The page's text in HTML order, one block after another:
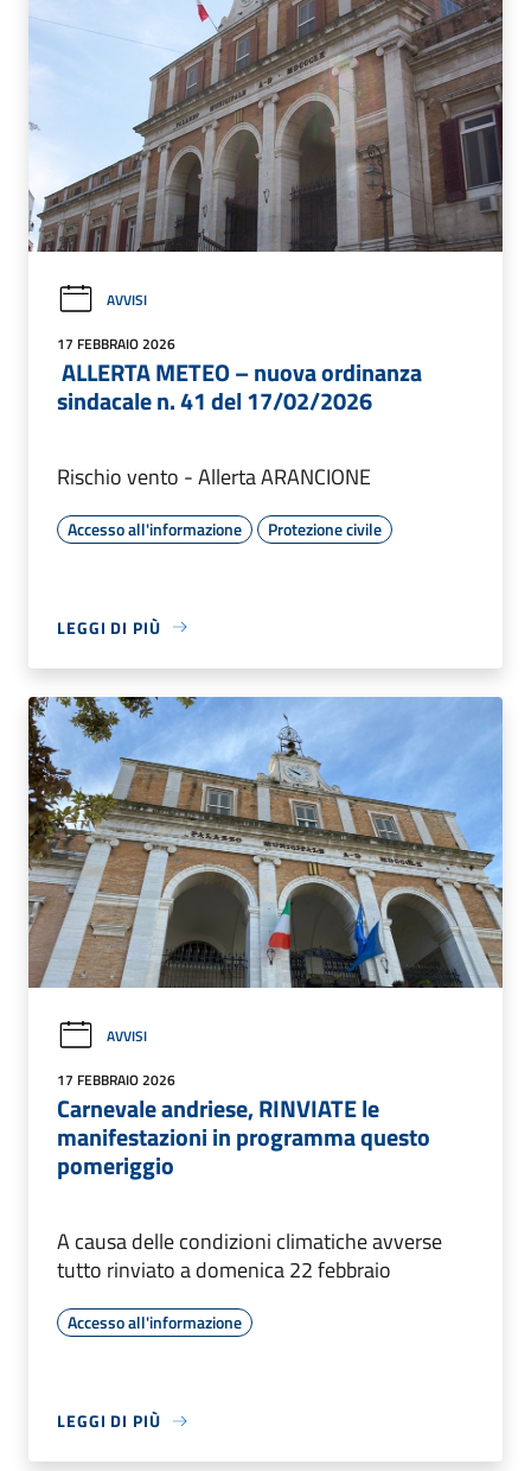
AVVISI
17 FEBBRAIO 2026
ALLERTA METEO – nuova ordinanza
sindacale n. 41 del 17/02/2026
Rischio vento - Allerta ARANCIONE
Accesso all'informazione Protezione civile
LEGGI DI PIÙ
AVVISI
17 FEBBRAIO 2026
Carnevale andriese, RINVIATE le
manifestazioni in programma questo
pomeriggio
A causa delle condizioni climatiche avverse
tutto rinviato a domenica 22 febbraio
Accesso all'informazione
LEGGI DI PIÙ